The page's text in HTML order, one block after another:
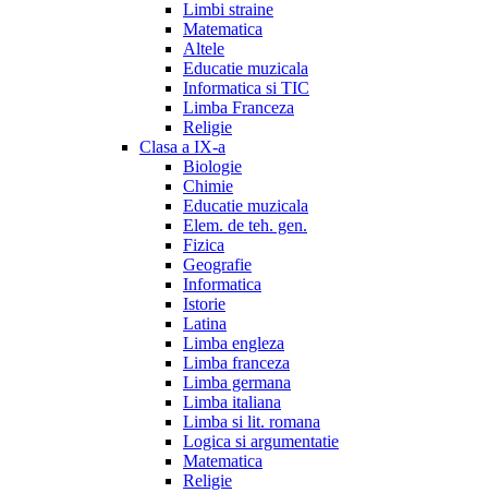
Limbi straine
Matematica
Altele
Educatie muzicala
Informatica si TIC
Limba Franceza
Religie
Clasa a IX-a
Biologie
Chimie
Educatie muzicala
Elem. de teh. gen.
Fizica
Geografie
Informatica
Istorie
Latina
Limba engleza
Limba franceza
Limba germana
Limba italiana
Limba si lit. romana
Logica si argumentatie
Matematica
Religie